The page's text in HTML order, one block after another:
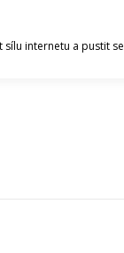
internetu a pustit